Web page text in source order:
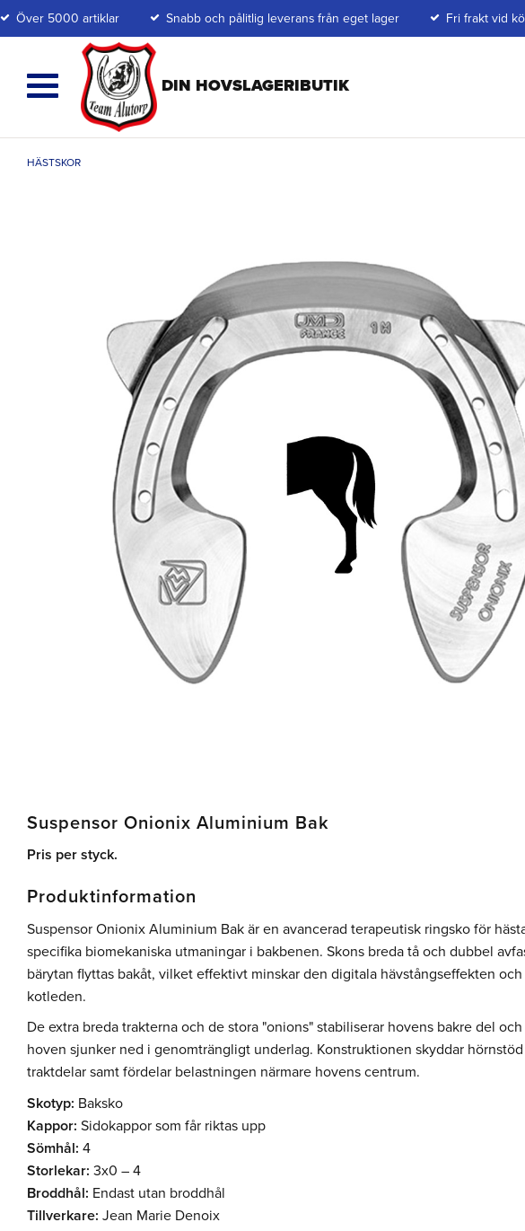
Över 5000 artiklar Snabb och pålitlig leverans från eget lager Fri frakt vid
HÄSTSKOR
Suspensor Onionix Aluminium Bak
Pris per styck.
Produktinformation
Suspensor Onionix Aluminium Bak är en avancerad terapeutisk ringsko för
specifika biomekaniska utmaningar i bakbenen. Skons breda tå och dubbel
bärytan flyttas bakåt, vilket effektivt minskar den digitala hävstångseffekten och
kotleden.
De extra breda trakterna och de stora "onions" stabiliserar hovens bakre del
hoven sjunker ned i genomträngligt underlag. Konstruktionen skyddar
traktdelar samt fördelar belastningen närmare hovens centrum.
Skotyp: Baksko
Kappor: Sidokappor som får riktas upp
Sömhål: 4
Storlekar: 3x0 – 4
Broddhål: Endast utan broddhål
Tillverkare: Jean Marie Denoix